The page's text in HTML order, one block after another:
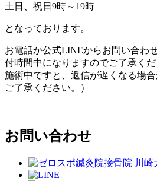
土日、祝日9時～19時
となっております。
お電話か公式LINEからお問い合わ
付時間中になりますのでご了承く
施術中ですと、返信が遅くなる場
ご了承ください。）
お問い合わせ